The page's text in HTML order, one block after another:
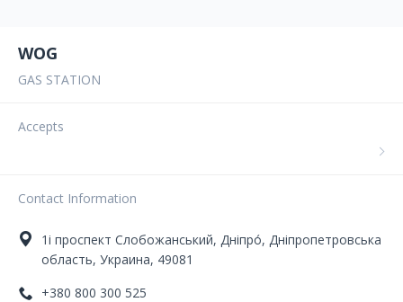
WOG
GAS STATION
Accepts
Contact Information
1і проспект Слобожанський, Дніпро́, Дніпропетровська
область, Украина, 49081
+380 800 300 525